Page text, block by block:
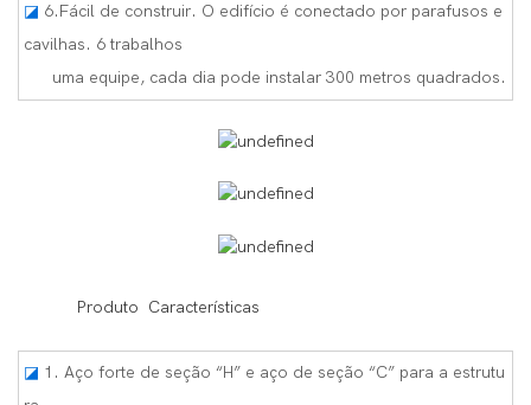
◪ 6.Fácil de construir. O edifício é conectado por parafusos e
cavilhas. 6 trabalhos
uma equipe, cada dia pode instalar 300 metros quadrados.
Produto Características
◪ 1. Aço forte de seção “H” e aço de seção “C” para a estrutu